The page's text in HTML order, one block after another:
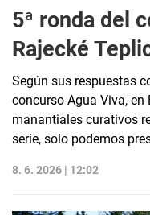
5ª ronda del
Rajecké
Según sus respuestas
concurso Agua Viva,
manantiales curativos
serie, solo podemos
8. 6. 2026 | 12:02